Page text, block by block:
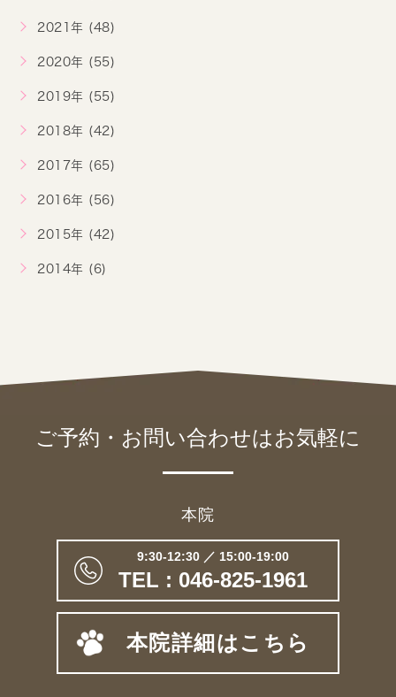
2021年 (48)
2020年 (55)
2019年 (55)
2018年 (42)
2017年 (65)
2016年 (56)
2015年 (42)
2014年 (6)
ご予約・お問い合わせはお気軽に
本院
9:30-12:30 ／ 15:00-19:00
TEL : 046-825-1961
本院詳細はこちら